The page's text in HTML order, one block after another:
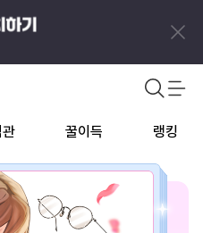
꿀이득 랭킹